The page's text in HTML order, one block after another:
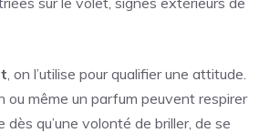
, on l’utilise pour qualifier une attitude.
ou même un parfum peuvent respirer
dès qu’une volonté de briller, de se